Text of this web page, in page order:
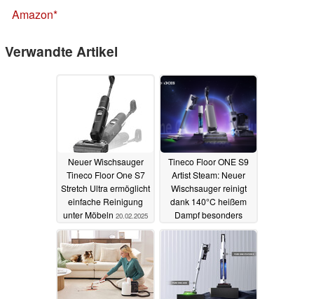
Amazon
Verwandte Artikel
Neuer Wischsauger
Tineco Floor One S7
Stretch Ultra ermöglicht
einfache Reinigung
unter Möbeln 20.02.2025
Tineco Floor ONE S9
Artist Steam: Neuer
Wischsauger reinigt
dank 140°C heißem
Dampf besonders
gründlich07.01.2025